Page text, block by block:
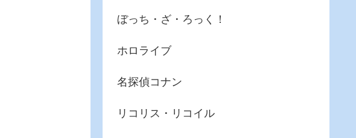
ぼっち・ざ・ろっく！
ホロライブ
名探偵コナン
リコリス・リコイル